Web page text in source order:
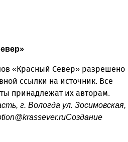
«Красный Север» разрешено
ссылки на источник. Все
принадлежат их авторам.
г. Вологда ул. Зосимовская,
Создание